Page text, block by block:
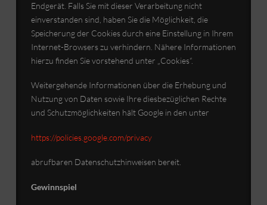
Endgerät. Falls Sie mit dieser Verarbeitung nicht
einverstanden sind, haben Sie die Möglichkeit, die
Speicherung der Cookies durch eine Einstellung in Ihrem
Internet-Browsers zu verhindern. Nähere Informationen
hierzu finden Sie vorstehend unter „Cookies“.
Weitergehende Informationen über die Erhebung und
Nutzung von Daten sowie Ihre diesbezüglichen Rechte
und Schutzmöglichkeiten hält Google in den unter
https://policies.google.com/privacy
abrufbaren Datenschutzhinweisen bereit.
Gewinnspiel